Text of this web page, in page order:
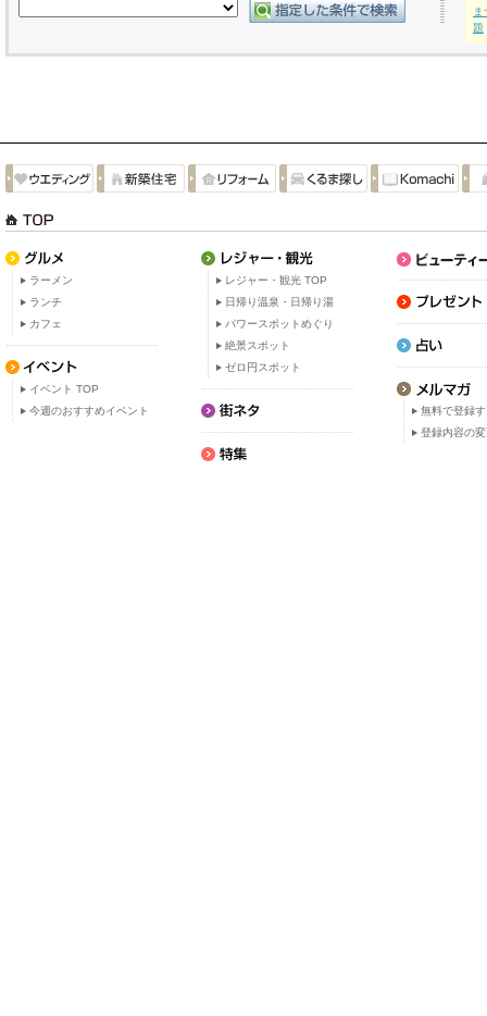
ま
題
ラーメン
ランチ
カフェ
イベント TOP
今週のおすすめイベント
レジャー・観光 TOP
日帰り温泉・日帰り湯
パワースポットめぐり
絶景スポット
ゼロ円スポット
無料で登録
登録内容の